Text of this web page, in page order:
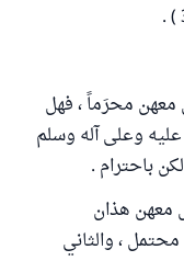
معهن محرَماً ، فهل
وعلى آله وسلم
باحترام .
معهن هذان
، والثاني